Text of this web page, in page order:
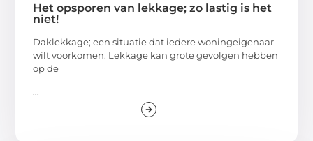
Het opsporen van lekkage; zo lastig is het
niet!
Daklekkage; een situatie dat iedere woningeigenaar
wilt voorkomen. Lekkage kan grote gevolgen hebben
op de
...